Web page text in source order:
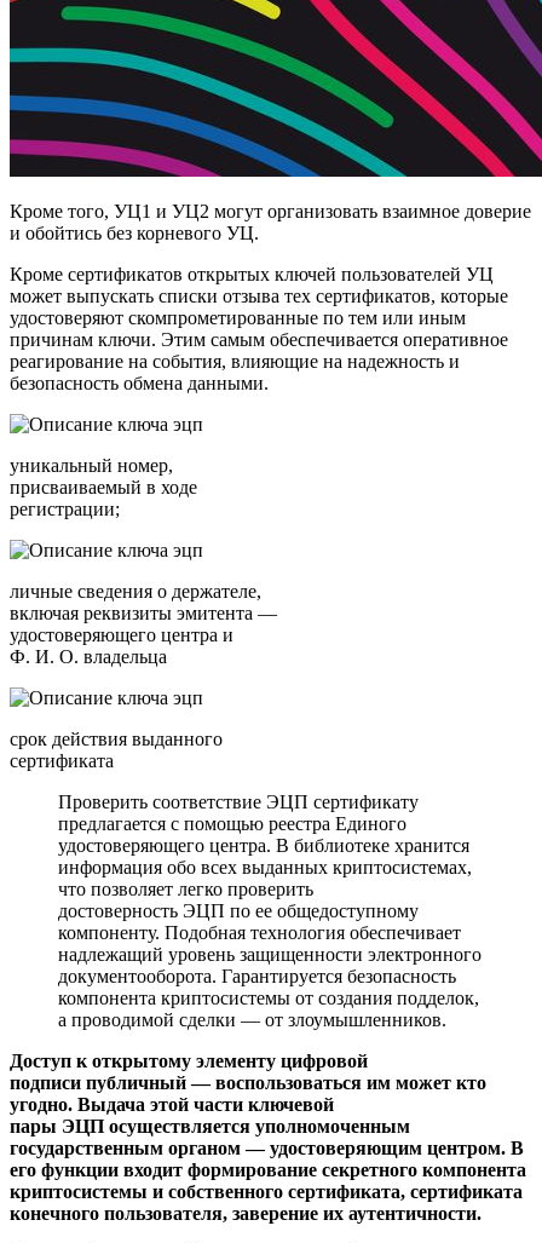
Кроме того, УЦ1 и УЦ2 могут организовать взаимное доверие
и обойтись без корневого УЦ.
Кроме сертификатов открытых ключей пользователей УЦ
может выпускать списки отзыва тех сертификатов, которые
удостоверяют скомпрометированные по тем или иным
причинам ключи. Этим самым обеспечивается оперативное
реагирование на события, влияющие на надежность и
безопасность обмена данными.
уникальный номер,
присваиваемый в ходе
регистрации;
личные сведения о держателе,
включая реквизиты эмитента —
удостоверяющего центра и
Ф. И. О. владельца
срок действия выданного
сертификата
Проверить соответствие ЭЦП сертификату
предлагается с помощью реестра Единого
удостоверяющего центра. В библиотеке хранится
информация обо всех выданных криптосистемах,
что позволяет легко проверить
достоверность ЭЦП по ее общедоступному
компоненту. Подобная технология обеспечивает
надлежащий уровень защищенности электронного
документооборота. Гарантируется безопасность
компонента криптосистемы от создания подделок,
а проводимой сделки — от злоумышленников.
Доступ к открытому элементу цифровой
подписи публичный — воспользоваться им может кто
угодно. Выдача этой части ключевой
пары ЭЦП осуществляется уполномоченным
государственным органом — удостоверяющим центром. В
его функции входит формирование секретного компонента
криптосистемы и собственного сертификата, сертификата
конечного пользователя, заверение их аутентичности.